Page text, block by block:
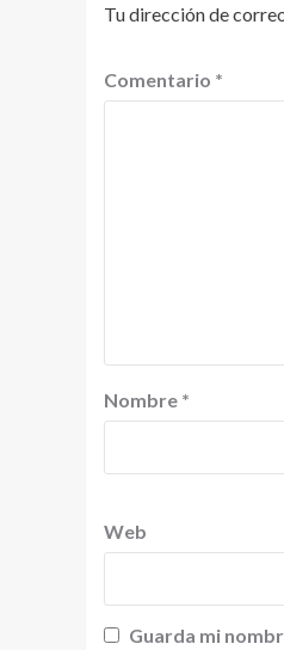
Tu dirección de
Comentario *
Nombre *
Web
Guarda mi